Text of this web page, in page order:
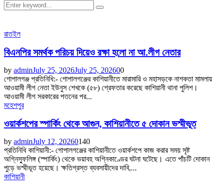
Search
for:
Search
রাতইল
বিএনপির সমর্থক পরিচয় দিয়েও রক্ষা হলো না আ.লীগ নেতার
by adminJuly 25, 2026July 25, 202600
গোপালগঞ্জ প্রতিনিধি:- গোপালগঞ্জের কাশিয়ানীতে মারামারি ও মহাসড়কে নাশকতা মামলায়
আওয়ামী লীগ নেতা ইউনুস শেখকে (৫৮) গ্রেফতার করেছে কাশিয়ানী থানা পুলিশ।
আওয়ামী লীগ সরকারের পতনের পর...
মহেশপুর
ওয়ার্কশপের স্পার্কিং থেকে আগুন, কাশিয়ানীতে ৫ দোকান ভস্মীভূত
by adminJuly 12, 20260140
প্রতিনিধি কাশিয়ানী:- গোপালগঞ্জের কাশিয়ানীতে ওয়ার্কশপে কাজ করার সময় সৃষ্ট
অগ্নিস্ফুলিঙ্গ (স্পার্কিং) থেকে ভয়াবহ অগ্নিকাণ্ডের ঘটনা ঘটেছে। এতে পাঁচটি দোকান
পুড়ে ভস্মীভূত হয়েছে। ক্ষতিগ্রস্ত ব্যবসায়ীদের দাবি,...
কাশিয়ানী